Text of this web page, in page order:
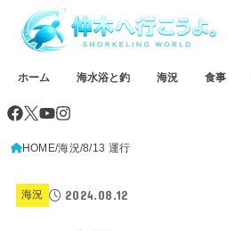
ホーム 海水浴と釣 海況 食事
HOME 海況 8/13 運行
海況 2024.08.12